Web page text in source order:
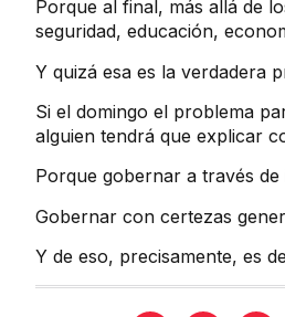
Porque al final, más allá de
seguridad, educación,
Y quizá esa es la verdadera
Si el domingo el problema
alguien tendrá que explicar
Porque gobernar a través
Gobernar con certezas
Y de eso, precisamente, es